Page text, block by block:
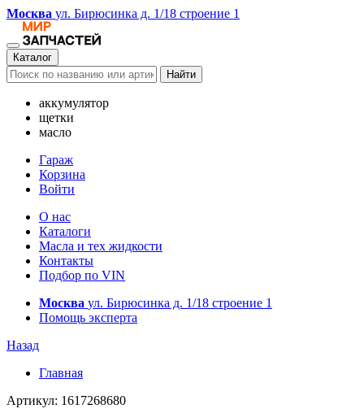
Москва ул. Бирюсинка д. 1/18 строение 1
Каталог
Найти
аккумулятор
щетки
масло
Гараж
Корзина
Войти
О нас
Каталоги
Масла и тех жидкости
Контакты
Подбор по VIN
Москва ул. Бирюсинка д. 1/18 строение 1
Помощь эксперта
Назад
Главная
Артикул: 1617268680